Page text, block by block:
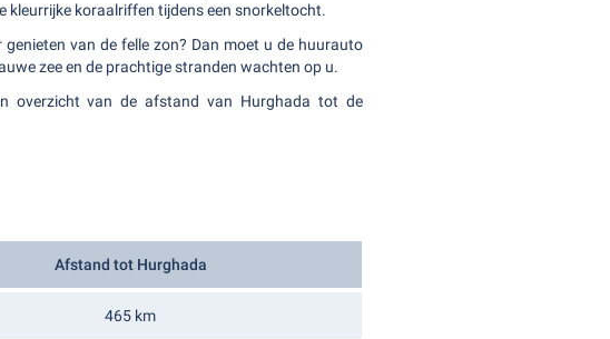
kleurrijke koraalriffen tijdens een snorkeltocht.
van de felle zon? Dan moet u de huurauto
zee en de prachtige stranden wachten op u.
overzicht van de afstand van Hurghada tot de
Afstand tot Hurghada
465 km